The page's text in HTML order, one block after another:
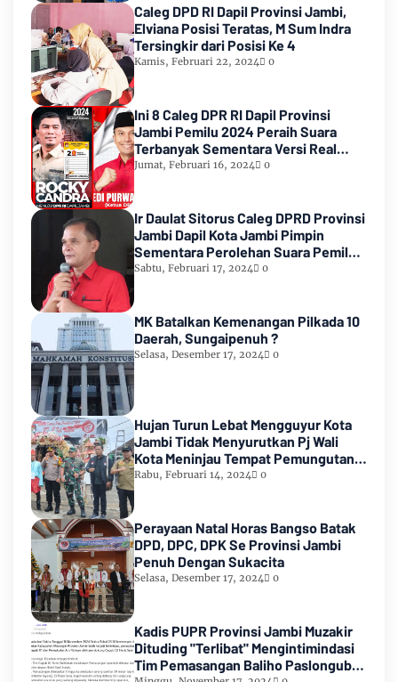
Caleg DPD RI Dapil Provinsi Jambi,
Elviana Posisi Teratas, M Sum Indra
Tersingkir dari Posisi Ke 4
Kamis, Februari 22, 2024 0
Ini 8 Caleg DPR RI Dapil Provinsi
Jambi Pemilu 2024 Peraih Suara
Terbanyak Sementara Versi Real
Count KPU RI
Jumat, Februari 16, 2024 0
Ir Daulat Sitorus Caleg DPRD Provinsi
Jambi Dapil Kota Jambi Pimpin
Sementara Perolehan Suara Pemilu
2024
Sabtu, Februari 17, 2024 0
MK Batalkan Kemenangan Pilkada 10
Daerah, Sungaipenuh ?
Selasa, Desember 17, 2024 0
Hujan Turun Lebat Mengguyur Kota
Jambi Tidak Menyurutkan Pj Wali
Kota Meninjau Tempat Pemungutan
Suara Pemilu 2024
Rabu, Februari 14, 2024 0
Perayaan Natal Horas Bangso Batak
DPD, DPC, DPK Se Provinsi Jambi
Penuh Dengan Sukacita
Selasa, Desember 17, 2024 0
Kadis PUPR Provinsi Jambi Muzakir
Dituding "Terlibat" Mengintimindasi
Tim Pemasangan Baliho Paslongub